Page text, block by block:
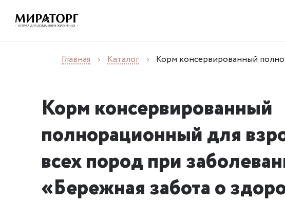
Главная Каталог Корм консервированный
Корм консервированный
полнорационный для
всех пород при
«Бережная забота о